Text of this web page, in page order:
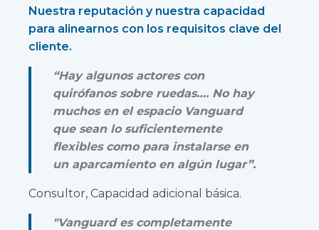
Nuestra reputación y nuestra capacidad
para alinearnos con los requisitos clave del
cliente.
“Hay algunos actores con
quirófanos sobre ruedas…. No hay
muchos en el espacio Vanguard
que sean lo suficientemente
flexibles como para instalarse en
un aparcamiento en algún lugar”.
Consultor, Capacidad adicional básica.
"Vanguard es completamente